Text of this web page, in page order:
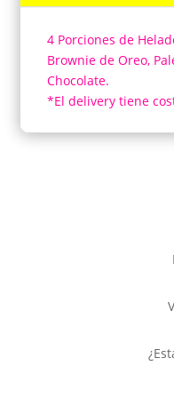
4 Porciones de
Brownie de Oreo,
Chocolate.
*El delivery tiene
¿